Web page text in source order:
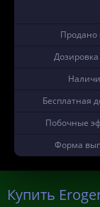
Продано
Дозировка
Бесплатная
Побочные
Форма
Купить